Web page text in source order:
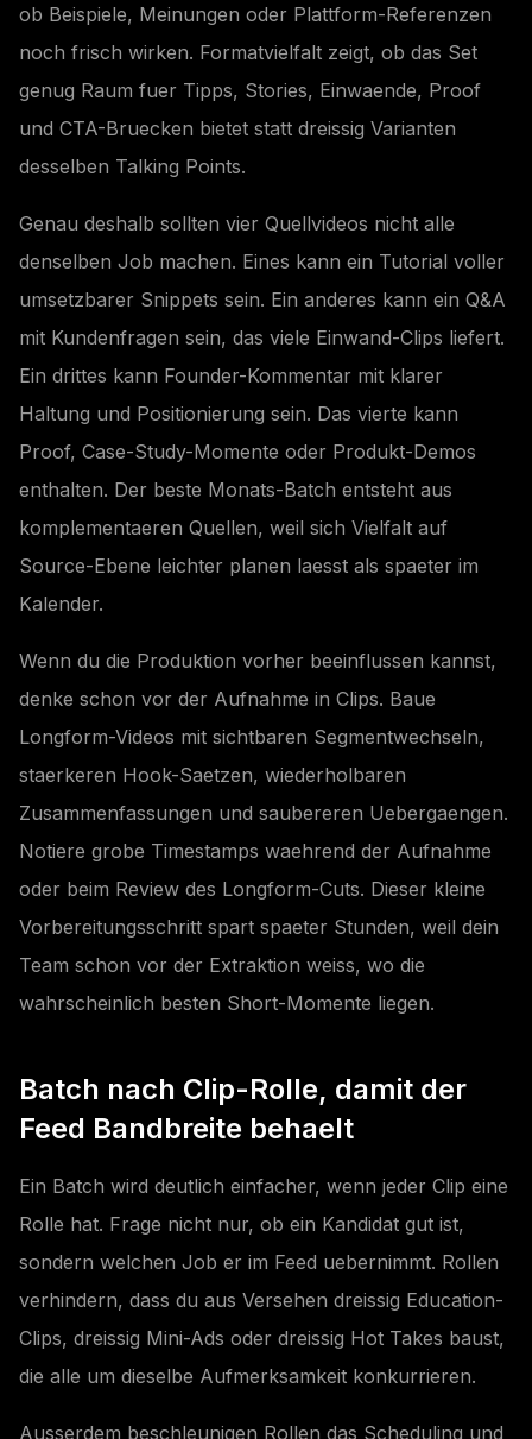
ob Beispiele, Meinungen oder Plattform-Referenzen
noch frisch wirken. Formatvielfalt zeigt, ob das Set
genug Raum fuer Tipps, Stories, Einwaende, Proof
und CTA-Bruecken bietet statt dreissig Varianten
desselben Talking Points.
Genau deshalb sollten vier Quellvideos nicht alle
denselben Job machen. Eines kann ein Tutorial voller
umsetzbarer Snippets sein. Ein anderes kann ein Q&A
mit Kundenfragen sein, das viele Einwand-Clips liefert.
Ein drittes kann Founder-Kommentar mit klarer
Haltung und Positionierung sein. Das vierte kann
Proof, Case-Study-Momente oder Produkt-Demos
enthalten. Der beste Monats-Batch entsteht aus
komplementaeren Quellen, weil sich Vielfalt auf
Source-Ebene leichter planen laesst als spaeter im
Kalender.
Wenn du die Produktion vorher beeinflussen kannst,
denke schon vor der Aufnahme in Clips. Baue
Longform-Videos mit sichtbaren Segmentwechseln,
staerkeren Hook-Saetzen, wiederholbaren
Zusammenfassungen und saubereren Uebergaengen.
Notiere grobe Timestamps waehrend der Aufnahme
oder beim Review des Longform-Cuts. Dieser kleine
Vorbereitungsschritt spart spaeter Stunden, weil dein
Team schon vor der Extraktion weiss, wo die
wahrscheinlich besten Short-Momente liegen.
Batch nach Clip-Rolle, damit der
Feed Bandbreite behaelt
Ein Batch wird deutlich einfacher, wenn jeder Clip eine
Rolle hat. Frage nicht nur, ob ein Kandidat gut ist,
sondern welchen Job er im Feed uebernimmt. Rollen
verhindern, dass du aus Versehen dreissig Education-
Clips, dreissig Mini-Ads oder dreissig Hot Takes baust,
die alle um dieselbe Aufmerksamkeit konkurrieren.
Ausserdem beschleunigen Rollen das Scheduling und